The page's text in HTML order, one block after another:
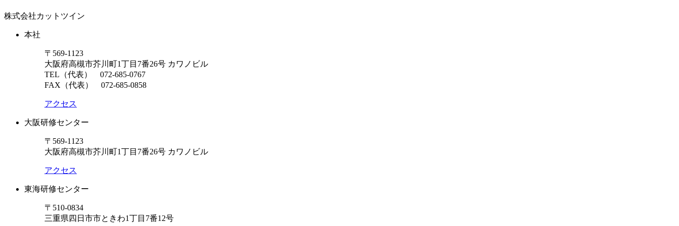
株式会社カットツイン
本社
〒569-1123
大阪府高槻市芥川町1丁目7番26号 カワノビル
TEL（代表） 072-685-0767
FAX（代表） 072-685-0858
アクセス
大阪研修センター
〒569-1123
大阪府高槻市芥川町1丁目7番26号 カワノビル
アクセス
東海研修センター
〒510-0834
三重県四日市市ときわ1丁目7番12号